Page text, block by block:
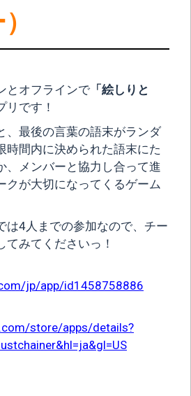
とオフラインで 「絵しりと
リです！
、最後の言葉の語末がランダ
時間内に決められた語末にた
、メンバーと協力し合って進
クが大切になってくるゲーム
は4人までの参加なので、チー
てみてくださいっ！
jp/app/id1458758886
store/apps/details?